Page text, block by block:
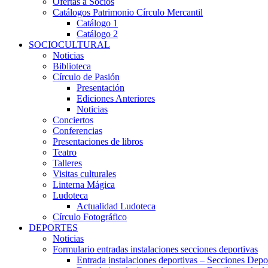
Catálogos Patrimonio Círculo Mercantil
Catálogo 1
Catálogo 2
SOCIOCULTURAL
Noticias
Biblioteca
Círculo de Pasión
Presentación
Ediciones Anteriores
Noticias
Conciertos
Conferencias
Presentaciones de libros
Teatro
Talleres
Visitas culturales
Linterna Mágica
Ludoteca
Actualidad Ludoteca
Círculo Fotográfico
DEPORTES
Noticias
Formulario entradas instalaciones secciones deportivas
Entrada instalaciones deportivas – Secciones